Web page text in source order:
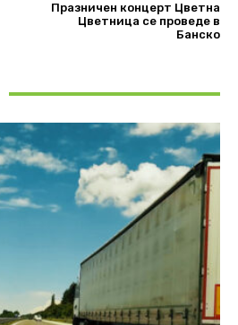
Празничен концерт Цветна
Цветница се проведе в
Банско